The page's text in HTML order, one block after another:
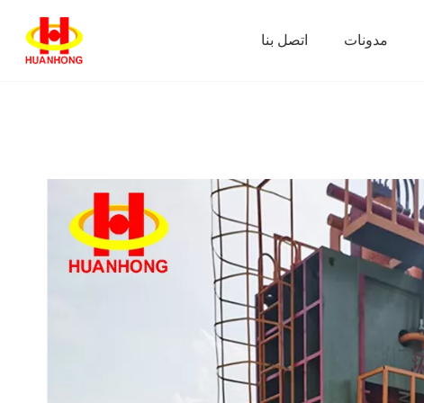
اتصل بنا مدونات